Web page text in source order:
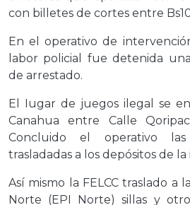
con billetes de cortes entre
En el operativo de
labor policial fue detenida
de arrestado.
El Iugar de juegos ilegal se
Canahua entre Calle
Concluido el operativo
trasladadas a los depósitos de
Así mismo la FELCC traslado a
Norte (EPI Norte) sillas y